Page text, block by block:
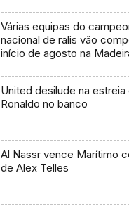
Várias equipas do
nacional de ralis vão
início de agosto na
United desilude na estreia
Ronaldo no banco
Al Nassr vence Marítimo
de Alex Telles